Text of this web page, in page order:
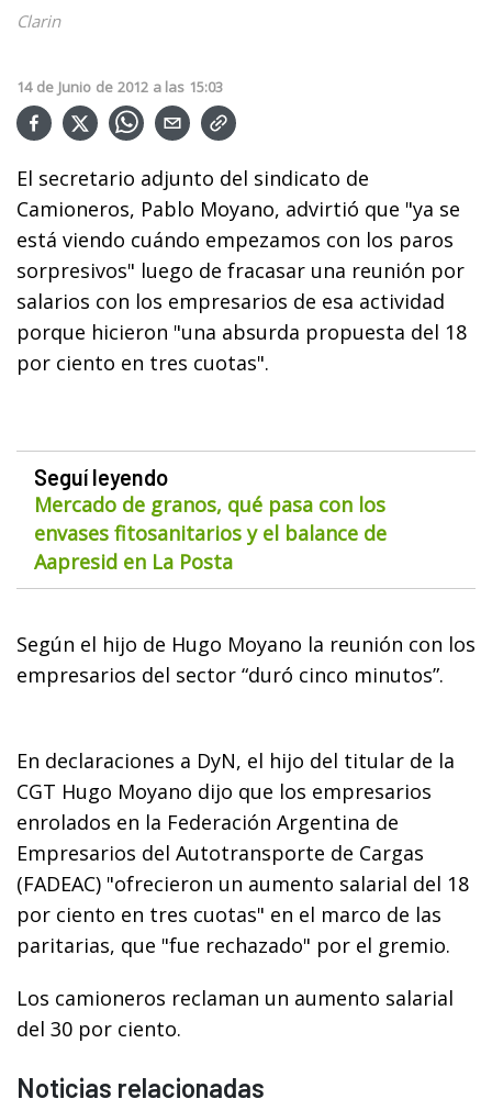
Clarin
14 de Junio de 2012 a las 15:03
El secretario adjunto del sindicato de
Camioneros, Pablo Moyano, advirtió que "ya se
está viendo cuándo empezamos con los paros
sorpresivos" luego de fracasar una reunión por
salarios con los empresarios de esa actividad
porque hicieron "una absurda propuesta del 18
por ciento en tres cuotas".
Seguí leyendo
Mercado de granos, qué pasa con los
envases fitosanitarios y el balance de
Aapresid en La Posta
Según el hijo de Hugo Moyano la reunión con los
empresarios del sector “duró cinco minutos”.
En declaraciones a DyN, el hijo del titular de la
CGT Hugo Moyano dijo que los empresarios
enrolados en la Federación Argentina de
Empresarios del Autotransporte de Cargas
(FADEAC) "ofrecieron un aumento salarial del 18
por ciento en tres cuotas" en el marco de las
paritarias, que "fue rechazado" por el gremio.
Los camioneros reclaman un aumento salarial
del 30 por ciento.
Noticias relacionadas